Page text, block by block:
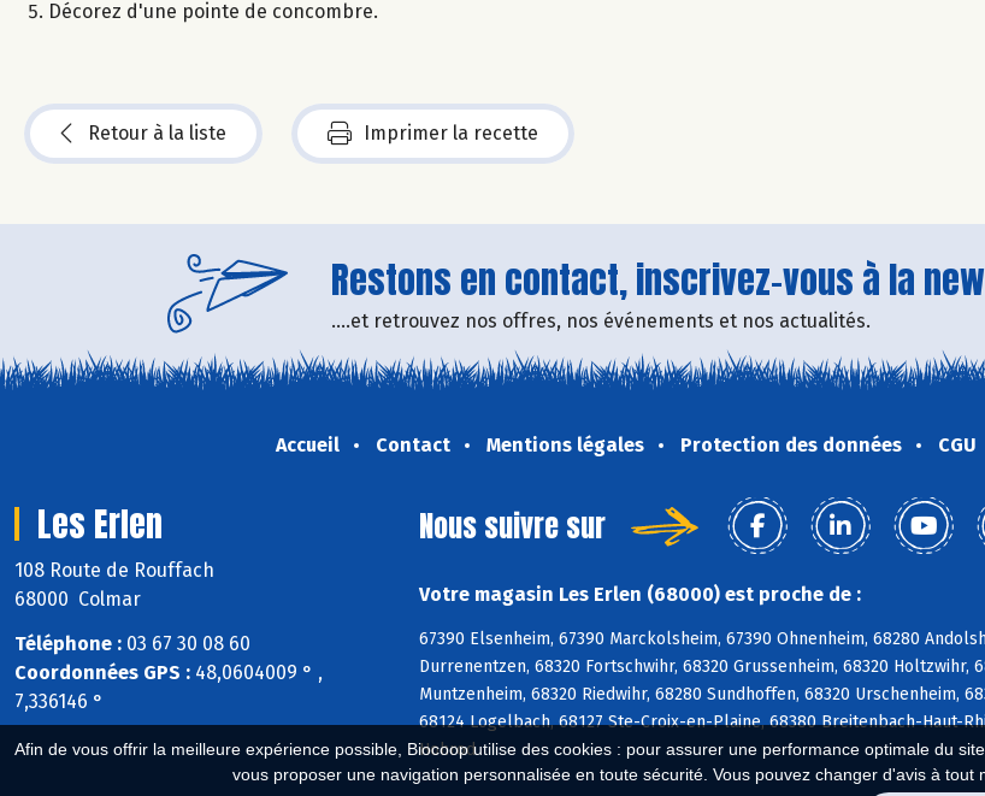
Afin de vous offrir la meilleure expérience possible, Biocoop utilise des cookies : pour assurer une performance optimale du
vous proposer une navigation personnalisée en toute sécurité. Vous pouvez changer d'avis à
Décorez d'une pointe de concombre.
Retour à la liste Imprimer la recette
Restons en contact, inscrivez-vous à la
....et retrouvez nos offres, nos événements et nos actualités.
Accueil Contact Mentions légales Protection des données CGU
Les Erlen
108 Route de Rouffach
68000 Colmar
Téléphone : 03 67 30 08 60
Coordonnées GPS : 48,0604009 ° ,
7,336146 °
Nous suivre sur
Votre magasin Les Erlen (68000) est proche de :
67390 Elsenheim, 67390 Marckolsheim, 67390 Ohnenheim, 68280
Durrenentzen, 68320 Fortschwihr, 68320 Grussenheim, 68320 Holtzwihr,
Muntzenheim, 68320 Riedwihr, 68280 Sundhoffen, 68320 Urschenheim,
68124 Logelbach, 68127 Ste-Croix-en-Plaine, 68380 Breitenbach-Haut-
Hohrod